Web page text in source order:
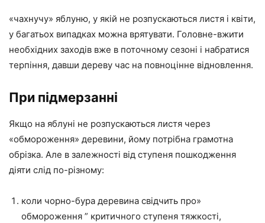
«чахнучу» яблуню, у якій не розпускаються листя і квіти,
у багатьох випадках можна врятувати. Головне-вжити
необхідних заходів вже в поточному сезоні і набратися
терпіння, давши дереву час на повноцінне відновлення.
При підмерзанні
Якщо на яблуні не розпускаються листя через
«обмороження» деревини, йому потрібна грамотна
обрізка. Але в залежності від ступеня пошкодження
діяти слід по-різному:
коли чорно-бура деревина свідчить про»
обмороження ” критичного ступеня тяжкості,